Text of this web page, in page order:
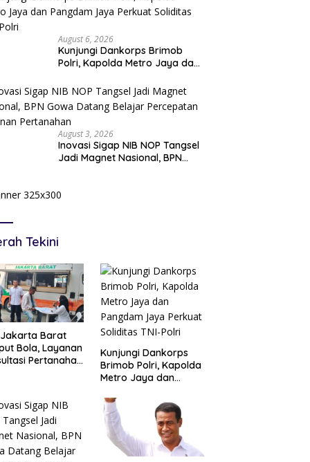
August 6, 2026
Kunjungi Dankorps Brimob
Polri, Kapolda Metro Jaya dan
Soliditas TNI-Polri
August 3, 2026
Inovasi Sigap NIB NOP Tangsel
Jadi Magnet Nasional, BPN
Pertanahan
Tekini
Jakarta Barat
Bola, Layanan
Pertanahan
Kunjungi Dankorps
Brimob Polri, Kapolda
Metro Jaya dan
Perkuat Soliditas TNI-
Polri